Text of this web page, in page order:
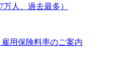
人、過去最多）
雇用保険料率のご案内